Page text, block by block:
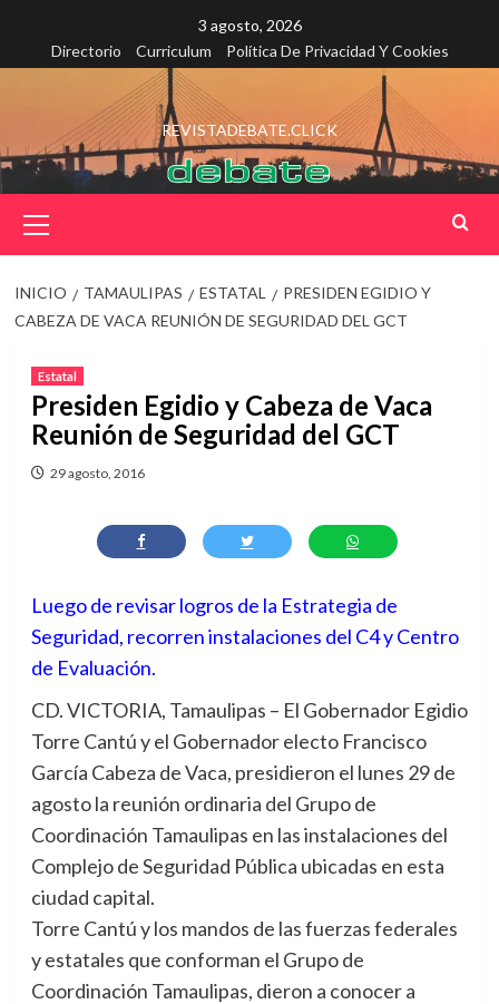
contenido
3 agosto, 2026
Directorio
Curriculum Política De Privacidad Y Cookies
REVISTADEBATE.CLICK
principal
INICIO TAMAULIPAS ESTATAL
PRESIDEN EGIDIO Y
CABEZA DE VACA REUNIÓN DE SEGURIDAD DEL GCT
Estatal
Presiden Egidio y Cabeza de Vaca
Reunión de Seguridad del GCT
29 agosto, 2016
Luego de revisar logros de la Estrategia de
Seguridad, recorren instalaciones del C4 y Centro
de Evaluación.
CD. VICTORIA, Tamaulipas – El Gobernador Egidio
Torre Cantú y el Gobernador electo Francisco
García Cabeza de Vaca, presidieron el lunes 29 de
agosto la reunión ordinaria del Grupo de
Coordinación Tamaulipas en las instalaciones del
Complejo de Seguridad Pública ubicadas en esta
ciudad capital.
Torre Cantú y los mandos de las fuerzas federales
y estatales que conforman el Grupo de
Coordinación Tamaulipas, dieron a conocer a